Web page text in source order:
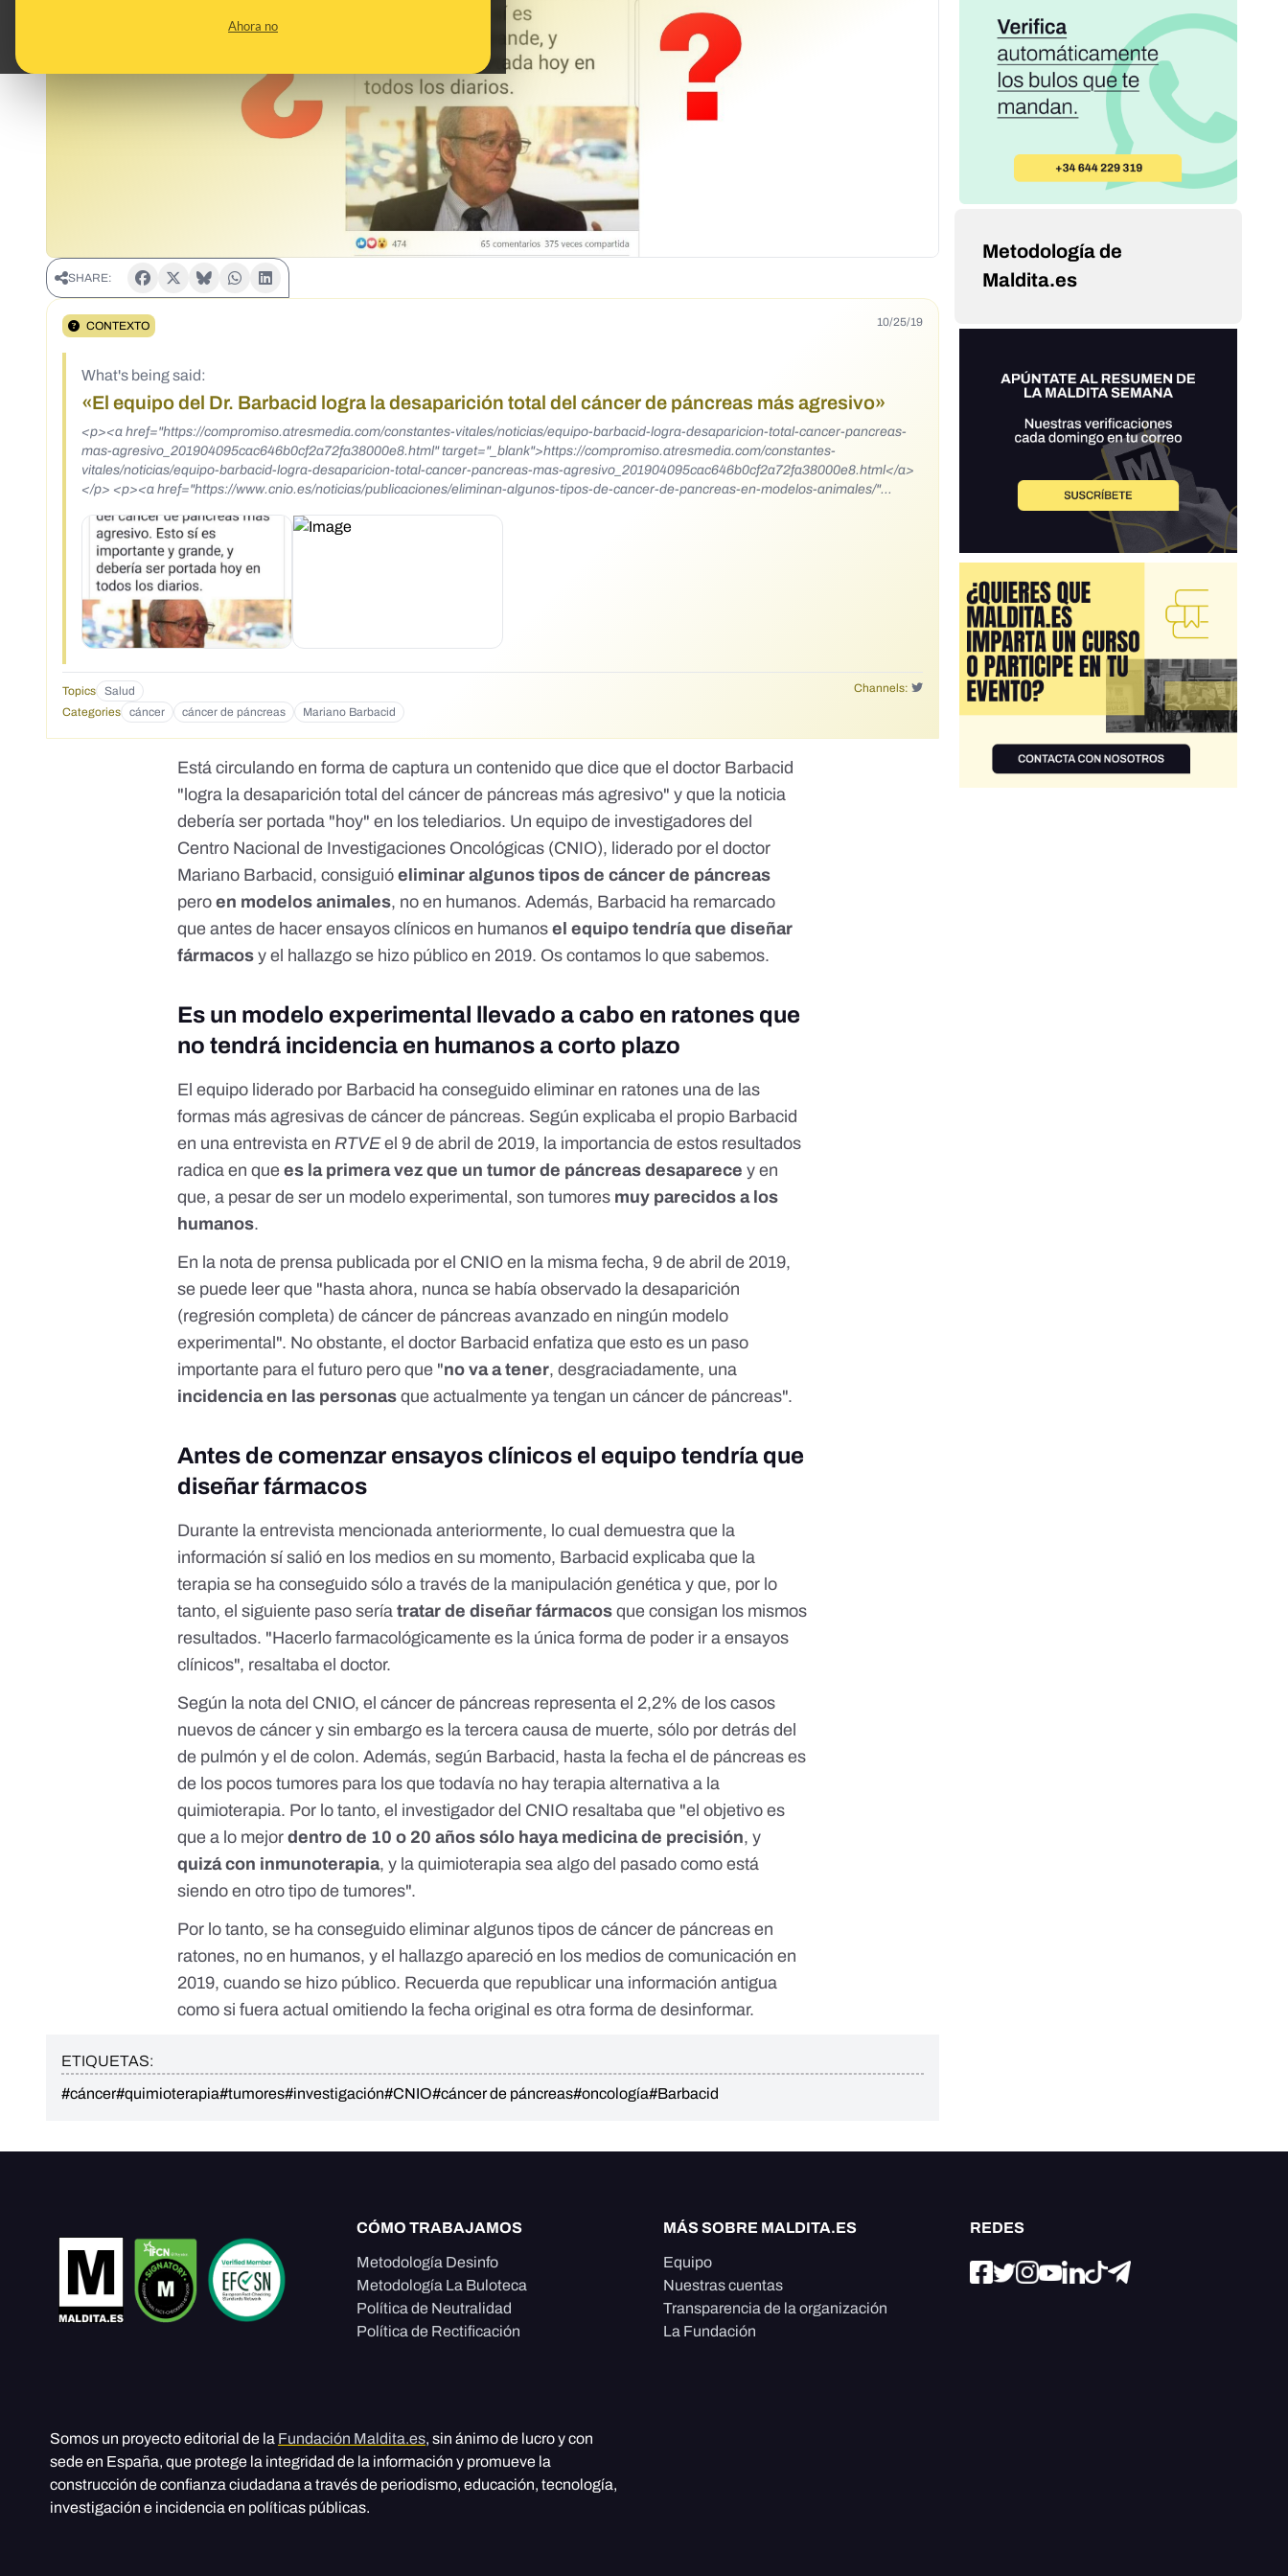
Ahora no
SHARE:
CONTEXTO 10/25/19
What's being said:
«El equipo del Dr. Barbacid logra la desaparición total del cáncer de páncreas más agresivo»
<p><a href="https://compromiso.atresmedia.com/constantes-vitales/noticias/equipo-barbacid-logra-desaparicion-total-cancer-pancreas-
mas-agresivo_201904095cac646b0cf2a72fa38000e8.html" target="_blank">https://compromiso.atresmedia.com/constantes-
vitales/noticias/equipo-barbacid-logra-desaparicion-total-cancer-pancreas-mas-agresivo_201904095cac646b0cf2a72fa38000e8.html</a>
</p> <p><a href="https://www.cnio.es/noticias/publicaciones/eliminan-algunos-tipos-de-cancer-de-pancreas-en-modelos-animales/"
Topics Salud
Channels:
Categories
cáncer cáncer de páncreas Mariano Barbacid
Está circulando en forma de captura un contenido que dice que el doctor Barbacid
"logra la desaparición total del cáncer de páncreas más agresivo" y que la noticia
debería ser portada "hoy" en los telediarios. Un equipo de investigadores del
Centro Nacional de Investigaciones Oncológicas (CNIO), liderado por el doctor
Mariano Barbacid, consiguióeliminar algunos tipos de cáncer de páncreas
peroen modelos animales, no en humanos. Además, Barbacid ha remarcado
que antes de hacer ensayos clínicos en humanosel equipo tendría que diseñar
fármacos y el hallazgo se hizo público en 2019. Os contamos lo que sabemos.
Es un modelo experimental llevado a cabo en ratones que
no tendrá incidencia en humanos a corto plazo
El equipo liderado por Barbacid ha conseguido eliminar en ratones una de las
formas más agresivas de cáncer de páncreas. Según explicaba el propio Barbacid
en una entrevista enRTVEel 9 de abril de 2019, la importancia de estos resultados
radica en quees la primera vez que un tumor de páncreas desaparece y en
que, a pesar de ser un modelo experimental, son tumores muy parecidos a los
humanos.
En la nota de prensa publicada por el CNIO en la misma fecha, 9 de abril de 2019,
se puede leer que "hasta ahora, nunca se había observado la desaparición
(regresión completa) de cáncer de páncreas avanzado en ningún modelo
experimental". No obstante, el doctor Barbacid enfatiza que esto es un paso
importante para el futuro pero que "no va a tener, desgraciadamente, una
incidencia en las personasque actualmente ya tengan un cáncer de páncreas".
Antes de comenzar ensayos clínicos el equipo tendría que
diseñar fármacos
Durante la entrevista mencionada anteriormente, lo cual demuestra que la
información sí salió en los medios en su momento, Barbacid explicaba que la
terapia se ha conseguido sólo a través de la manipulación genética y que, por lo
tanto, el siguiente paso seríatratar de diseñar fármacos que consigan los mismos
resultados. "Hacerlo farmacológicamente es la única forma de poder ir a ensayos
clínicos", resaltaba el doctor.
Según la nota del CNIO, el cáncer de páncreas representa el 2,2% de los casos
nuevos de cáncer y sin embargo es la tercera causa de muerte, sólo por detrás del
de pulmón y el de colon. Además, según Barbacid, hasta la fecha el de páncreas es
de los pocos tumores para los que todavía no hay terapia alternativa a la
quimioterapia. Por lo tanto, el investigador del CNIO resaltaba que "el objetivo es
que a lo mejordentro de 10 o 20 años sólo haya medicina de precisión, y
quizá con inmunoterapia, y la quimioterapia sea algo del pasado como está
siendo en otro tipo de tumores".
Por lo tanto, se ha conseguido eliminar algunos tipos de cáncer de páncreas en
ratones, no en humanos, y el hallazgo apareció en los medios de comunicación en
2019, cuando se hizo público. Recuerda que republicar una información antigua
como si fuera actual omitiendo la fecha original es otra forma de desinformar.
ETIQUETAS:
#cáncer#quimioterapia#tumores#investigación#CNIO#cáncer de páncreas#oncología#Barbacid
Metodología de
Maldita.es
CÓMO TRABAJAMOS
Metodología Desinfo
Metodología La Buloteca
Política de Neutralidad
Política de Rectificación
MÁS SOBRE MALDITA.ES
Equipo
Nuestras cuentas
Transparencia de la organización
La Fundación
REDES
Somos un proyecto editorial de la Fundación Maldita.es, sin ánimo de lucro y con
sede en España, que protege la integridad de la información y promueve la
construcción de confianza ciudadana a través de periodismo, educación, tecnología,
investigación e incidencia en políticas públicas.